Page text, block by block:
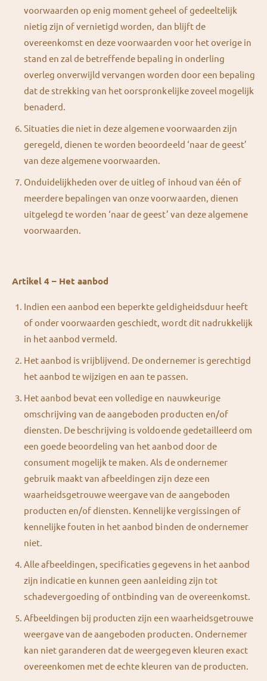
voorwaarden op enig moment geheel of gedeeltelijk
nietig zijn of vernietigd worden, dan blijft de
overeenkomst en deze voorwaarden voor het overige in
stand en zal de betreffende bepaling in onderling
overleg onverwijld vervangen worden door een bepaling
dat de strekking van het oorspronkelijke zoveel mogelijk
benaderd.
Situaties die niet in deze algemene voorwaarden zijn
geregeld, dienen te worden beoordeeld ‘naar de geest’
van deze algemene voorwaarden.
Onduidelijkheden over de uitleg of inhoud van één of
meerdere bepalingen van onze voorwaarden, dienen
uitgelegd te worden ‘naar de geest’ van deze algemene
voorwaarden.
Artikel 4 – Het aanbod
Indien een aanbod een beperkte geldigheidsduur heeft
of onder voorwaarden geschiedt, wordt dit nadrukkelijk
in het aanbod vermeld.
Het aanbod is vrijblijvend. De ondernemer is gerechtigd
het aanbod te wijzigen en aan te passen.
Het aanbod bevat een volledige en nauwkeurige
omschrijving van de aangeboden producten en/of
diensten. De beschrijving is voldoende gedetailleerd om
een goede beoordeling van het aanbod door de
consument mogelijk te maken. Als de ondernemer
gebruik maakt van afbeeldingen zijn deze een
waarheidsgetrouwe weergave van de aangeboden
producten en/of diensten. Kennelijke vergissingen of
kennelijke fouten in het aanbod binden de ondernemer
niet.
Alle afbeeldingen, specificaties gegevens in het aanbod
zijn indicatie en kunnen geen aanleiding zijn tot
schadevergoeding of ontbinding van de overeenkomst.
Afbeeldingen bij producten zijn een waarheidsgetrouwe
weergave van de aangeboden producten. Ondernemer
kan niet garanderen dat de weergegeven kleuren exact
overeenkomen met de echte kleuren van de producten.